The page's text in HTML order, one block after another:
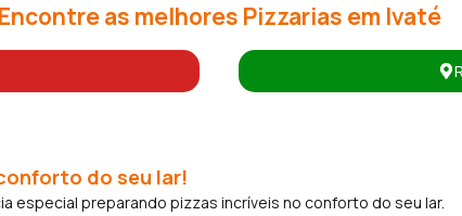
Encontre as melhores Pizzarias em Ivaté
do seu lar!
especial preparando pizzas incríveis no conforto do seu lar.